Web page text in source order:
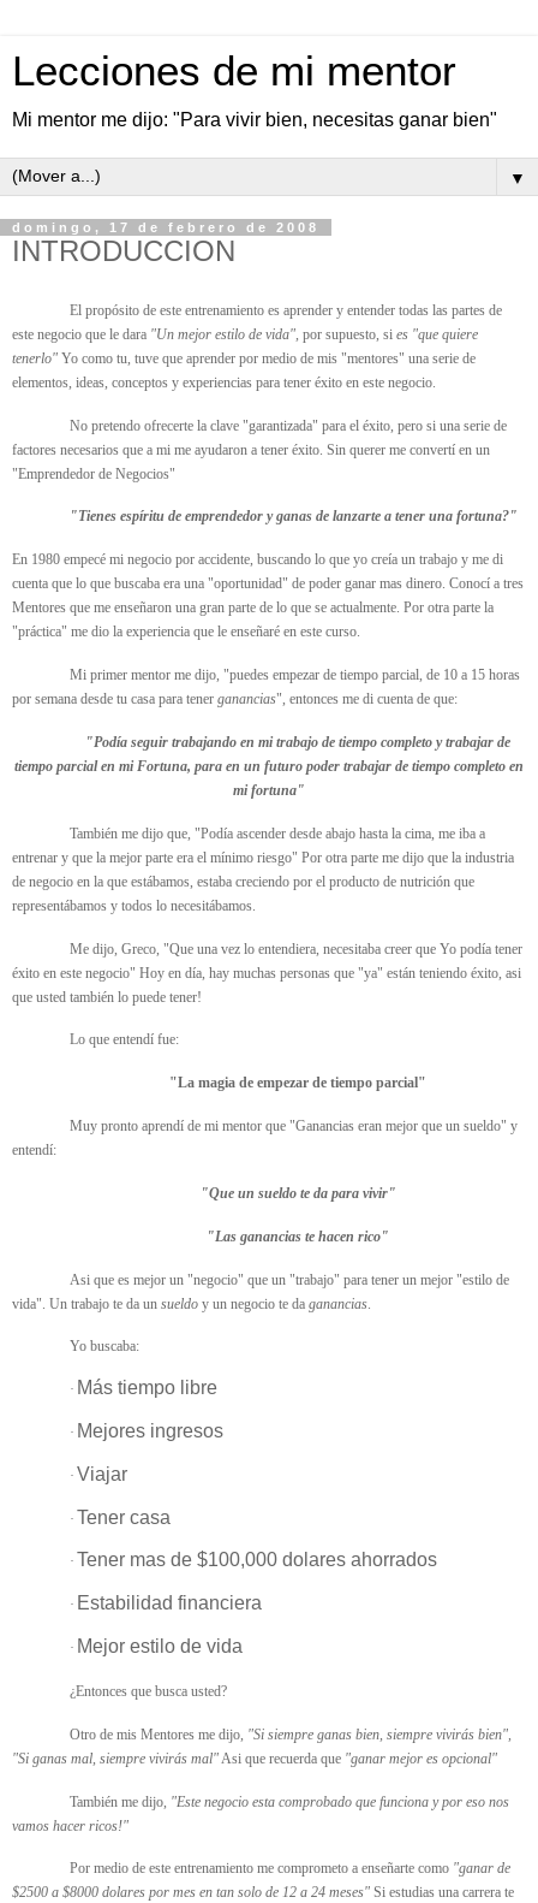
Lecciones de mi mentor
Mi mentor me dijo: "Para vivir bien, necesitas ganar bien"
▼
domingo, 17 de febrero de 2008
INTRODUCCION
El propósito de este entrenamiento es aprender y entender todas las partes de
este negocio que le dara "Un mejor estilo de vida", por supuesto, si es "que quiere
tenerlo" Yo como tu, tuve que aprender por medio de mis "mentores" una serie de
elementos, ideas, conceptos y experiencias para tener éxito en este negocio.
No pretendo ofrecerte la clave "garantizada" para el éxito, pero si una serie de
factores necesarios que a mi me ayudaron a tener éxito. Sin querer me convertí en un
"Emprendedor de Negocios"
"Tienes espíritu de emprendedor y ganas de lanzarte a tener una fortuna?"
En 1980 empecé mi negocio por accidente, buscando lo que yo creía un trabajo y me di
cuenta que lo que buscaba era una "oportunidad" de poder ganar mas dinero. Conocí a tres
Mentores que me enseñaron una gran parte de lo que se actualmente. Por otra parte la
"práctica" me dio la experiencia que le enseñaré en este curso.
Mi primer mentor me dijo, "puedes empezar de tiempo parcial, de 10 a 15 horas
por semana desde tu casa para tener ganancias", entonces me di cuenta de que:
"Podía seguir trabajando en mi trabajo de tiempo completo y trabajar de
tiempo parcial en mi Fortuna, para en un futuro poder trabajar de tiempo completo en
mi fortuna"
También me dijo que, "Podía ascender desde abajo hasta la cima, me iba a
entrenar y que la mejor parte era el mínimo riesgo" Por otra parte me dijo que la industria
de negocio en la que estábamos, estaba creciendo por el producto de nutrición que
representábamos y todos lo necesitábamos.
Me dijo, Greco, "Que una vez lo entendiera, necesitaba creer que Yo podía tener
éxito en este negocio" Hoy en día, hay muchas personas que "ya" están teniendo éxito, asi
que usted también lo puede tener!
Lo que entendí fue:
"La magia de empezar de tiempo parcial"
Muy pronto aprendí de mi mentor que "Ganancias eran mejor que un sueldo" y
entendí:
"Que un sueldo te da para vivir"
"Las ganancias te hacen rico"
Asi que es mejor un "negocio" que un "trabajo" para tener un mejor "estilo de
vida". Un trabajo te da un sueldo y un negocio te da ganancias
Yo buscaba:
· Más tiempo libre
· Mejores ingresos
· Viajar
· Tener casa
· Tener mas de $100,000 dolares ahorrados
· Estabilidad financiera
· Mejor estilo de vida
¿Entonces que busca usted?
Otro de mis Mentores me dijo, "Si siempre ganas bien, siempre vivirás bien",
"Si ganas mal, siempre vivirás mal" Asi que recuerda que "ganar mejor es opcional"
También me dijo, "Este negocio esta comprobado que funciona y por eso nos
vamos hacer ricos!"
Por medio de este entrenamiento me comprometo a enseñarte como "ganar de
$2500 a $8000 dolares por mes en tan solo de 12 a 24 meses" Si estudias una carrera te